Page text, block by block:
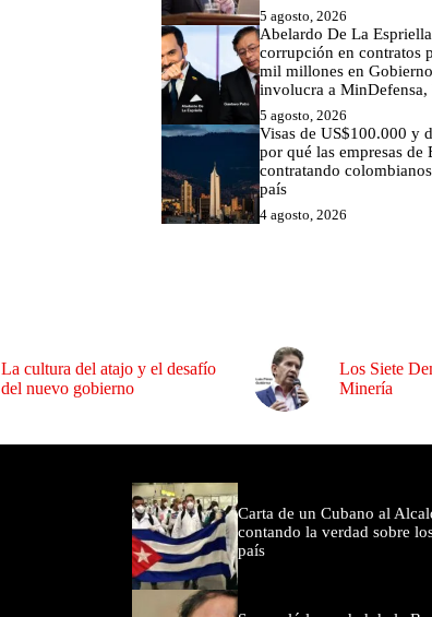
5 agosto, 2026
Abelardo De La
corrupción en contratos
mil millones en
involucra a
5 agosto, 2026
Visas de US$100.000 y
por qué las empresas de
contratando
país
4 agosto, 2026
La cultura del atajo y el desafío
del nuevo gobierno
Los Siete
Minería
Carta de un Cubano al
contando la verdad sobre
país